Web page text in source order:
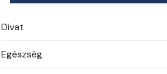
Divat
Egészség